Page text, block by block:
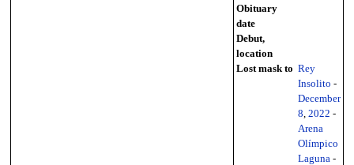
Obituary
date
Debut,
location
Lost mask to Rey
Insolito -
December
8, 2022 -
Arena
Olímpico
Laguna -